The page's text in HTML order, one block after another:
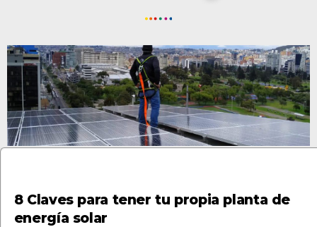
8 Claves para tener tu propia planta de
energía solar